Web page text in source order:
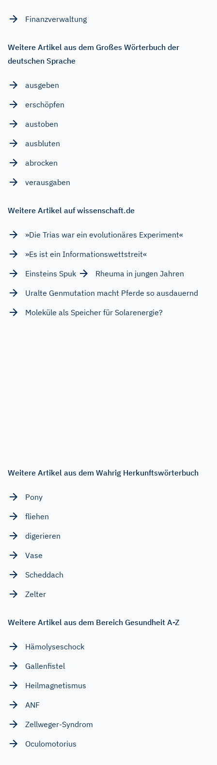
Finanzverwaltung
Weitere Artikel aus dem Großes Wörterbuch der
deutschen Sprache
ausgeben
erschöpfen
austoben
ausbluten
abrocken
verausgaben
Weitere Artikel auf wissenschaft.de
»Die Trias war ein evolutionäres Experiment«
»Es ist ein Informationswettstreit«
Einsteins Spuk
Rheuma in jungen Jahren
Uralte Genmutation macht Pferde so ausdauernd
Moleküle als Speicher für Solarenergie?
Weitere Artikel aus dem Wahrig Herkunftswörterbuch
Pony
fliehen
digerieren
Vase
Scheddach
Zelter
Weitere Artikel aus dem Bereich Gesundheit A-Z
Hämolyseschock
Gallenfistel
Heilmagnetismus
ANF
Zellweger-Syndrom
Oculomotorius